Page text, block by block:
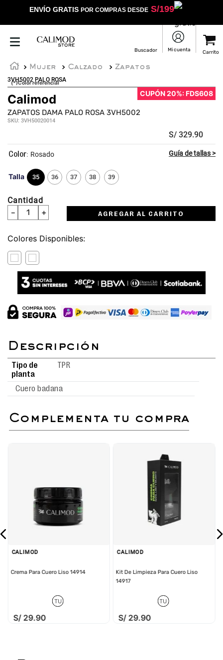
ENVÍO GRATIS POR COMPRAS DESDES/199
Mujer Calzado
Zapatos
3VH5002 PALO ROSA
(*)Color referencial
CUPÓN 20%: FDS608
Calimod
ZAPATOS DAMA PALO ROSA 3VH5002
SKU: 3VH50020014
S/ 329.90
Talla 35 36 37 38 39
: Rosado
Cantidad
＋
－ AGREGAR AL CARRITO
Colores
Cuero badana
Tipo de
planta
TPR
complementa tu compra
CALIMOD
Crema Para Cuero Liso 14914
TU
S/ 29.90
CALIMOD
Kit De Limpieza Para Cuero Liso
14917
TU
S/ 29.90